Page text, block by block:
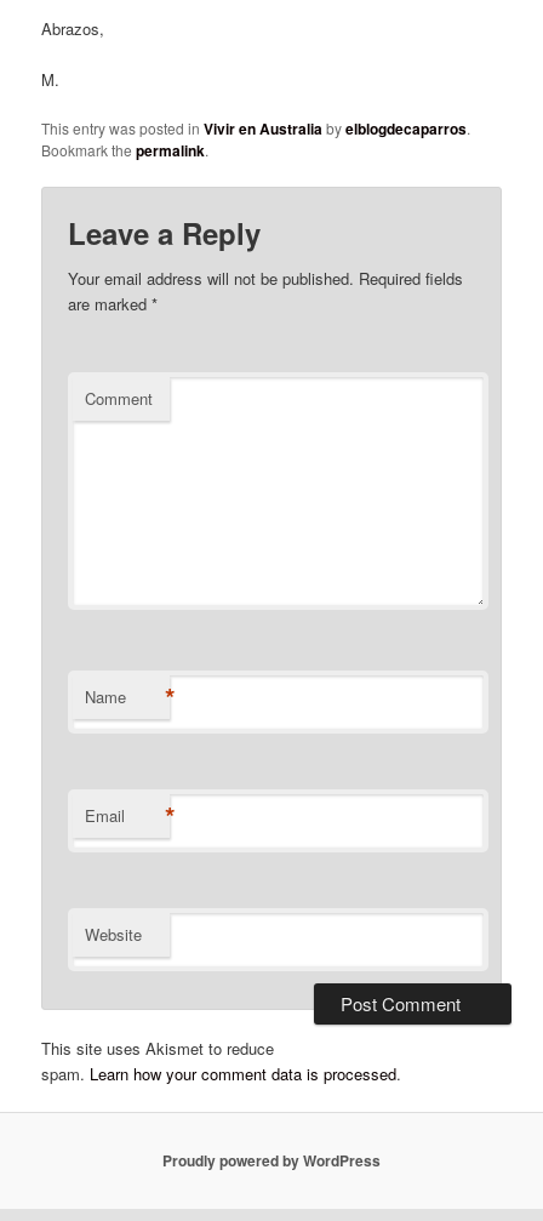
Abrazos,
M.
This entry was posted inVivir en Australiabyelblogdecaparros.
Bookmark thepermalink.
Leave a Reply
Your email address will not be published. Required fields
are marked*
Comment
Name *
Email *
Website
This site uses Akismet to reduce
spam. Learn how your comment data is processed.
Proudly powered by WordPress